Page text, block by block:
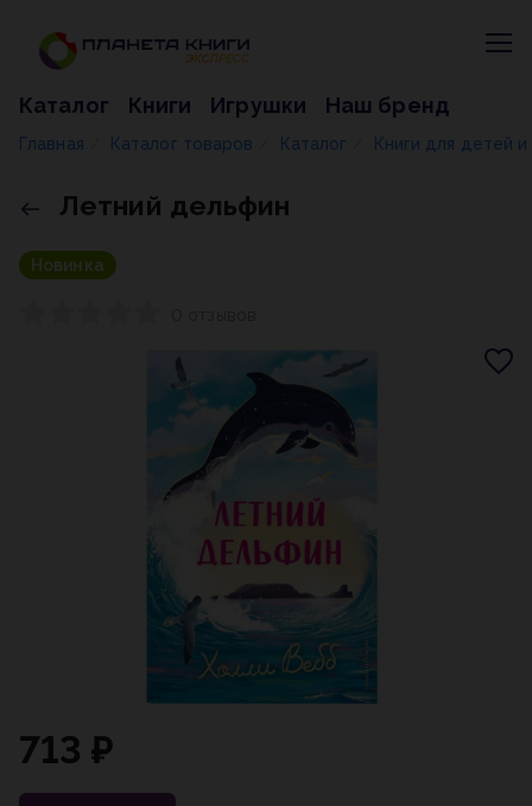
Каталог Книги Игрушки Наш бренд
Главная Каталог товаров Каталог Книги для детей
Летний дельфин
Новинка
713 ₽